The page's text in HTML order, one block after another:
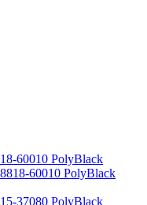
60010 PolyBlack
37080 PolyBlack